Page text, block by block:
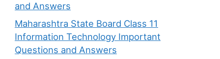
and Answers
Maharashtra State Board Class 11
Information Technology Important
Questions and Answers